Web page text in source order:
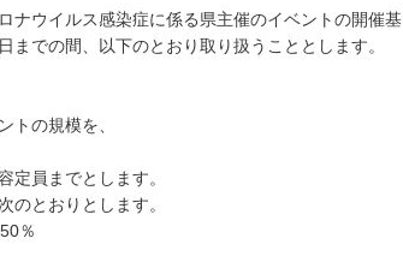
ウイルス感染症に係る県主催のイベントの開催基
での間、以下のとおり取り扱うこととします。
トの規模を、
定員までとします。
のとおりとします。
％